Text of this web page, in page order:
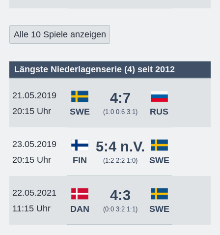
Alle 10 Spiele anzeigen
Längste Niederlagenserie (4) seit 2012
21.05.2019
20:15 Uhr
SWE
4:7
(1:0 0:6 3:1) RUS
23.05.2019
20:15 Uhr
FIN
5:4 n.V.
(1:2 2:2 1:0) SWE
22.05.2021
11:15 Uhr
DAN
4:3
(0:0 3:2 1:1) SWE